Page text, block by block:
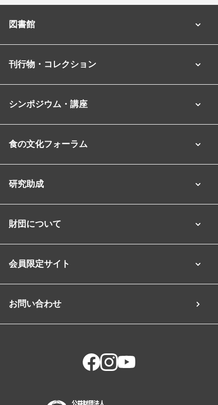
図書館
刊行物・コレクション
シンポジウム・講座
食の文化フォーラム
研究助成
財団について
会員限定サイト
お問い合わせ